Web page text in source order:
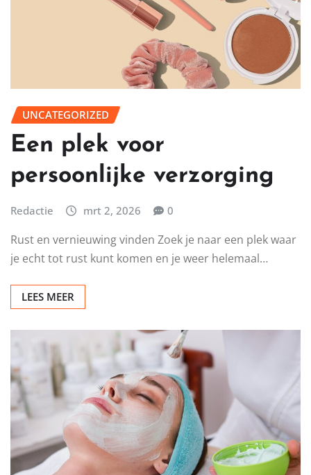
UNCATEGORIZED
Een plek voor
persoonlijke verzorging
Redactie mrt 2, 2026 0
Rust en vernieuwing vinden Zoek je naar een plek waar
je echt tot rust kunt komen en je weer helemaal…
LEES MEER